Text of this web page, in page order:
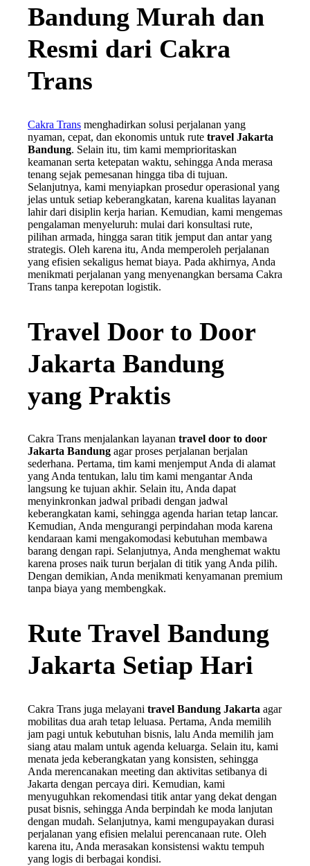
Bandung Murah dan
Resmi dari Cakra
Trans
Cakra Trans menghadirkan solusi perjalanan yang
nyaman, cepat, dan ekonomis untuk rute travel Jakarta
Bandung. Selain itu, tim kami memprioritaskan
keamanan serta ketepatan waktu, sehingga Anda merasa
tenang sejak pemesanan hingga tiba di tujuan.
Selanjutnya, kami menyiapkan prosedur operasional yang
jelas untuk setiap keberangkatan, karena kualitas layanan
lahir dari disiplin kerja harian. Kemudian, kami mengemas
pengalaman menyeluruh: mulai dari konsultasi rute,
pilihan armada, hingga saran titik jemput dan antar yang
strategis. Oleh karena itu, Anda memperoleh perjalanan
yang efisien sekaligus hemat biaya. Pada akhirnya, Anda
menikmati perjalanan yang menyenangkan bersama Cakra
Trans tanpa kerepotan logistik.
Travel Door to Door
Jakarta Bandung
yang Praktis
Cakra Trans menjalankan layanan travel door to door
Jakarta Bandung agar proses perjalanan berjalan
sederhana. Pertama, tim kami menjemput Anda di alamat
yang Anda tentukan, lalu tim kami mengantar Anda
langsung ke tujuan akhir. Selain itu, Anda dapat
menyinkronkan jadwal pribadi dengan jadwal
keberangkatan kami, sehingga agenda harian tetap lancar.
Kemudian, Anda mengurangi perpindahan moda karena
kendaraan kami mengakomodasi kebutuhan membawa
barang dengan rapi. Selanjutnya, Anda menghemat waktu
karena proses naik turun berjalan di titik yang Anda pilih.
Dengan demikian, Anda menikmati kenyamanan premium
tanpa biaya yang membengkak.
Rute Travel Bandung
Jakarta Setiap Hari
Cakra Trans juga melayani travel Bandung Jakarta agar
mobilitas dua arah tetap leluasa. Pertama, Anda memilih
jam pagi untuk kebutuhan bisnis, lalu Anda memilih jam
siang atau malam untuk agenda keluarga. Selain itu, kami
menata jeda keberangkatan yang konsisten, sehingga
Anda merencanakan meeting dan aktivitas setibanya di
Jakarta dengan percaya diri. Kemudian, kami
menyuguhkan rekomendasi titik antar yang dekat dengan
pusat bisnis, sehingga Anda berpindah ke moda lanjutan
dengan mudah. Selanjutnya, kami mengupayakan durasi
perjalanan yang efisien melalui perencanaan rute. Oleh
karena itu, Anda merasakan konsistensi waktu tempuh
yang logis di berbagai kondisi.